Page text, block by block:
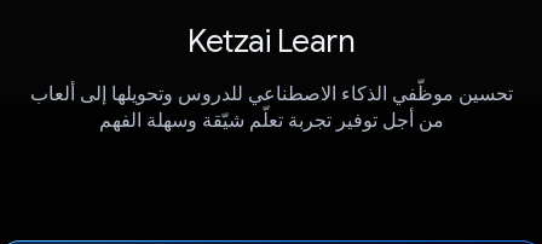
Ketzai Learn
تحسين موظّفي الذكاء الاصطناعي للدروس وتحويلها إلى ألعاب
من أجل توفير تجربة تعلّم شيّقة وسهلة الفهم